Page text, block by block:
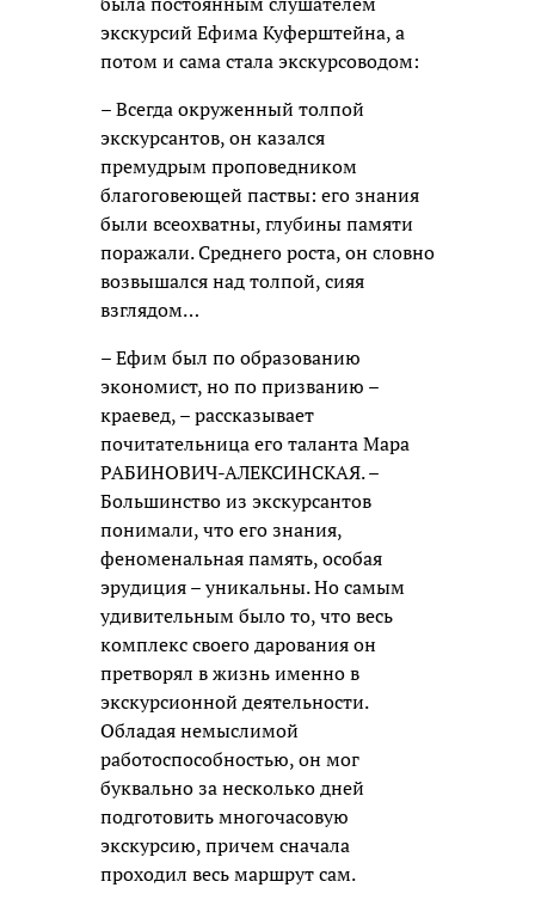
экскурсий Ефима Куферштейна, а
потом и сама стала экскурсоводом:
– Всегда окруженный толпой
экскурсантов, он казался
премудрым проповедником
благоговеющей паствы: его знания
были всеохватны, глубины памяти
поражали. Среднего роста, он словно
возвышался над толпой, сияя
взглядом…
– Ефим был по образованию
экономист, но по призванию –
краевед, – рассказывает
почитательница его таланта Мара
РАБИНОВИЧ-АЛЕКСИНСКАЯ. –
Большинство из экскурсантов
понимали, что его знания,
феноменальная память, особая
эрудиция – уникальны. Но самым
удивительным было то, что весь
комплекс своего дарования он
претворял в жизнь именно в
экскурсионной деятельности.
Обладая немыслимой
работоспособностью, он мог
буквально за несколько дней
подготовить многочасовую
экскурсию, причем сначала
проходил весь маршрут сам.